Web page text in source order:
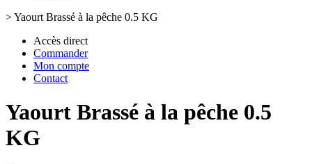
>Yaourt Brassé à la pêche 0.5 KG
Accès direct
Commander
Mon compte
Contact
Yaourt Brassé à la pêche 0.5
KG